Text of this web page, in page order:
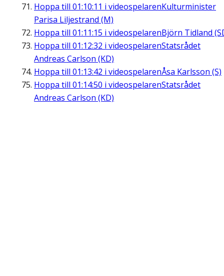
Hoppa till 01:10:11 i videospelarenKulturminister
Parisa Liljestrand (M)
Hoppa till 01:11:15 i videospelarenBjörn Tidland
Hoppa till 01:12:32 i videospelarenStatsrådet
Andreas Carlson (KD)
Hoppa till 01:13:42 i videospelarenÅsa Karlsson (S)
Hoppa till 01:14:50 i videospelarenStatsrådet
Andreas Carlson (KD)